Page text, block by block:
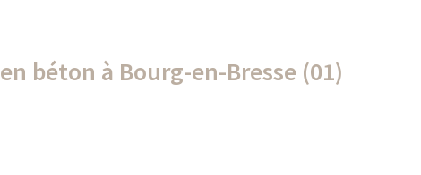
béton à Bourg-en-Bresse (01)